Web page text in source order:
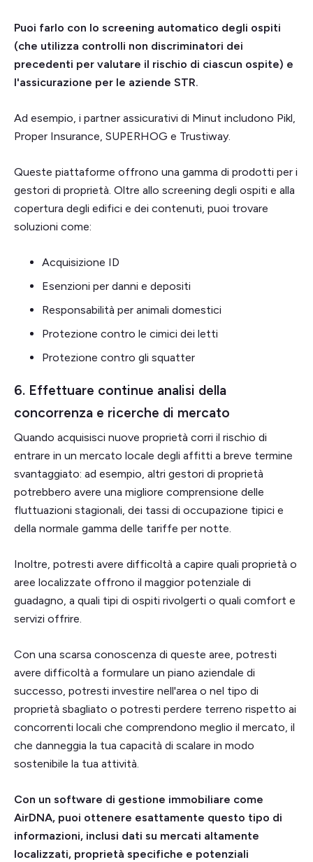
Puoi farlo con lo screening automatico degli ospiti
(che utilizza controlli non discriminatori dei
precedenti per valutare il rischio di ciascun ospite) e
l'assicurazione per le aziende STR.
Ad esempio, i partner assicurativi di Minut includono Pikl,
Proper Insurance, SUPERHOG e Trustiway.
Queste piattaforme offrono una gamma di prodotti per i
gestori di proprietà. Oltre allo screening degli ospiti e alla
copertura degli edifici e dei contenuti, puoi trovare
soluzioni come:
Acquisizione ID
Esenzioni per danni e depositi
Responsabilità per animali domestici
Protezione contro le cimici dei letti
Protezione contro gli squatter
6. Effettuare continue analisi della
concorrenza e ricerche di mercato
Quando acquisisci nuove proprietà corri il rischio di
entrare in un mercato locale degli affitti a breve termine
svantaggiato: ad esempio, altri gestori di proprietà
potrebbero avere una migliore comprensione delle
fluttuazioni stagionali, dei tassi di occupazione tipici e
della normale gamma delle tariffe per notte.
Inoltre, potresti avere difficoltà a capire quali proprietà o
aree localizzate offrono il maggior potenziale di
guadagno, a quali tipi di ospiti rivolgerti o quali comfort e
servizi offrire.
Con una scarsa conoscenza di queste aree, potresti
avere difficoltà a formulare un piano aziendale di
successo, potresti investire nell'area o nel tipo di
proprietà sbagliato o potresti perdere terreno rispetto ai
concorrenti locali che comprendono meglio il mercato, il
che danneggia la tua capacità di scalare in modo
sostenibile la tua attività.
Con un software di gestione immobiliare come
AirDNA, puoi ottenere esattamente questo tipo di
informazioni, inclusi dati su mercati altamente
localizzati, proprietà specifiche e potenziali